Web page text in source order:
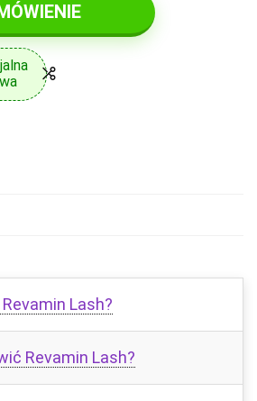
Revamin Lash?
Revamin Lash?